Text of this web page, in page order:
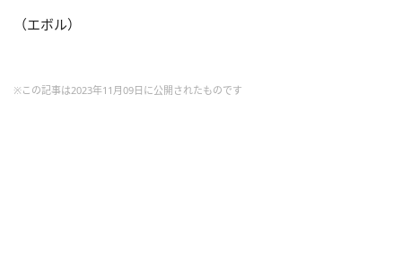
（エボル）
※この記事は2023年11月09日に公開されたものです